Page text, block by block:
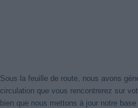
Sous la feuille de route, nous avons
circulation que vous rencontrerez sur
bien que nous mettons à jour notre